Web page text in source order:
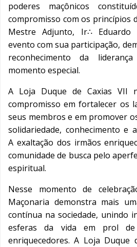
poderes maçônicos
compromisso com os princípios
Mestre Adjunto, Ir∴
evento com sua participação,
reconhecimento da
momento especial.
A Loja Duque de Caxias VII
compromisso em fortalecer os
seus membros e em promover
solidariedade, conhecimento e
A exaltação dos irmãos
comunidade de busca pelo
espiritual.
Nesse momento de
Maçonaria demonstra mais
contínua na sociedade, unindo
esferas da vida em prol
enriquecedores. A Loja Duque